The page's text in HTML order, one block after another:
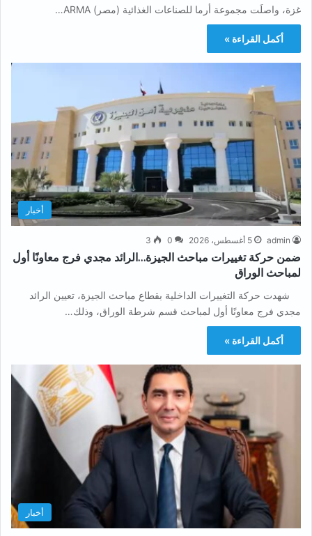
غزة، واصلَت مجموعة أرما للصناعات الغذائية (مصر) ARMA…
أكمل القراءة »
أخبار
admin 5 أغسطس، 2026 0
3
ضمن حركة تغييرات مباحث الجيزة…الرائد مجدي فرج معاونًا أول
لمباحث الوراق
شهدت حركة التغييرات الداخلية بقطاع مباحث الجيزة، تعيين الرائد
مجدي فرج معاونًا أول لمباحث قسم شرطة الوراق، وذلك…
أكمل القراءة »
أخبار